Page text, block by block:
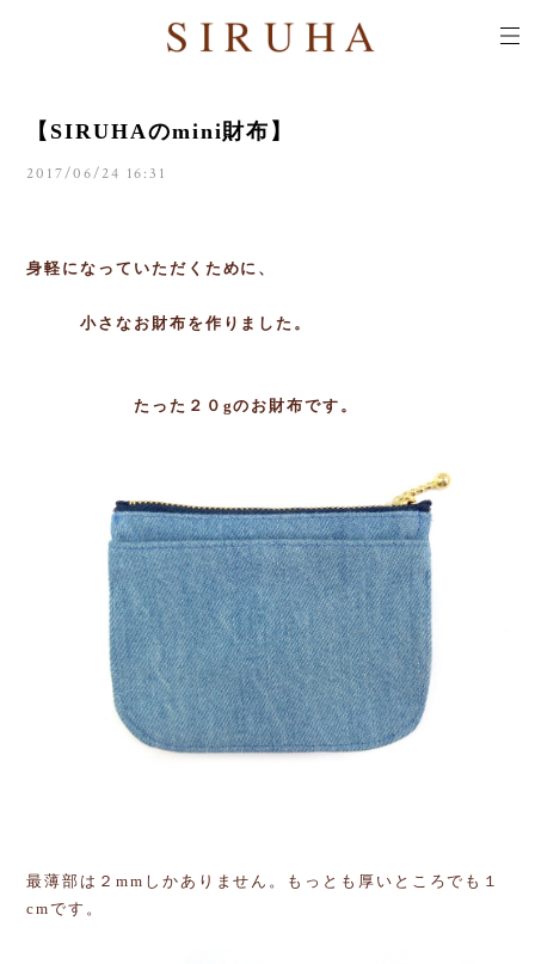
【SIRUHAのmini財布】
2017/06/24 16:31
身軽になっていただくために、
小さなお財布を作りました。
たった２０gのお財布です。
最薄部は２mmしかありません。もっとも厚いところでも１
cmです。